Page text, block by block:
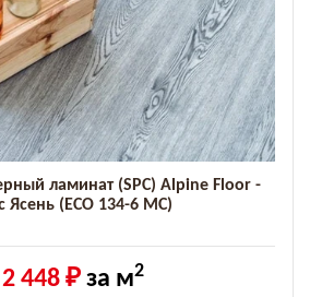
ламинат (SPC) Alpine Floor -
Ясень (ECO 134-6 MC)
2 448 ₽ за м2